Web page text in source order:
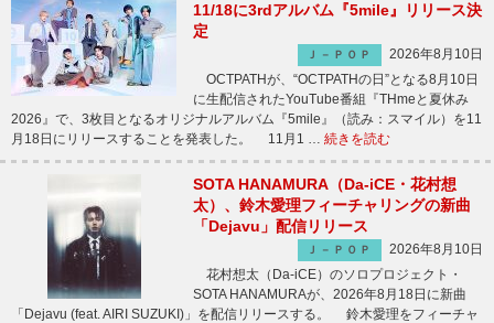
11/18に3rdアルバム『5mile』リリース決
定
Ｊ－ＰＯＰ
2026年8月10日
OCTPATHが、“OCTPATHの日”となる8月10日
に生配信されたYouTube番組『THmeと夏休み
2026』で、3枚目となるオリジナルアルバム『5mile』（読み：スマイル）を11
月18日にリリースすることを発表した。 11月1 … 続きを読む
SOTA HANAMURA（Da-iCE・花村想
太）、鈴木愛理フィーチャリングの新曲
「Dejavu」配信リリース
Ｊ－ＰＯＰ
2026年8月10日
花村想太（Da-iCE）のソロプロジェクト・
SOTA HANAMURAが、2026年8月18日に新曲
「Dejavu (feat. AIRI SUZUKI)」を配信リリースする。 鈴木愛理をフィーチャ